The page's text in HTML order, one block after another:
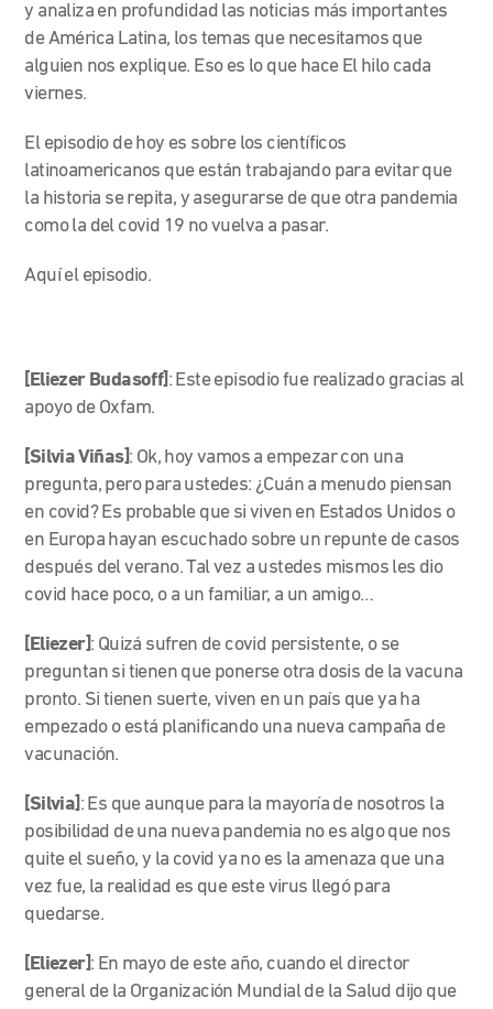
y analiza en profundidad las noticias más importantes
de América Latina, los temas que necesitamos que
alguien nos explique. Eso es lo que hace El hilo cada
viernes.
El episodio de hoy es sobre los científicos
latinoamericanos que están trabajando para evitar que
la historia se repita, y asegurarse de que otra pandemia
como la del covid 19 no vuelva a pasar.
Aquí el episodio.
[Eliezer Budasoff] : Este episodio fue realizado gracias al
apoyo de Oxfam.
[Silvia Viñas]: Ok, hoy vamos a empezar con una
pregunta, pero para ustedes: ¿Cuán a menudo piensan
en covid? Es probable que si viven en Estados Unidos o
en Europa hayan escuchado sobre un repunte de casos
después del verano. Tal vez a ustedes mismos les dio
covid hace poco, o a un familiar, a un amigo…
[Eliezer]: Quizá sufren de covid persistente, o se
preguntan si tienen que ponerse otra dosis de la vacuna
pronto. Si tienen suerte, viven en un país que ya ha
empezado o está planificando una nueva campaña de
vacunación.
[Silvia] : Es que aunque para la mayoría de nosotros la
posibilidad de una nueva pandemia no es algo que nos
quite el sueño, y la covid ya no es la amenaza que una
vez fue, la realidad es que este virus llegó para
quedarse.
[Eliezer]: En mayo de este año, cuando el director
general de la Organización Mundial de la Salud dijo que